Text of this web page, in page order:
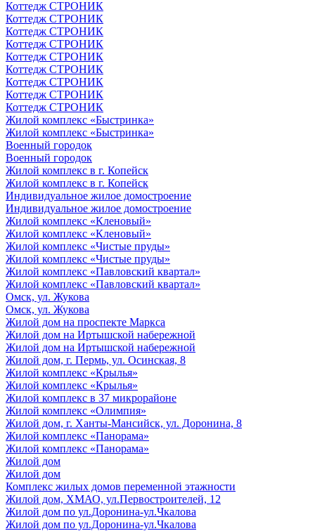
Коттедж СТРОНИК
Коттедж СТРОНИК
Коттедж СТРОНИК
Коттедж СТРОНИК
Коттедж СТРОНИК
Коттедж СТРОНИК
Коттедж СТРОНИК
Коттедж СТРОНИК
Коттедж СТРОНИК
Жилой комплекс «Быстринка»
Жилой комплекс «Быстринка»
Военный городок
Военный городок
Жилой комплекс в г. Копейск
Жилой комплекс в г. Копейск
Индивидуальное жилое домостроение
Индивидуальное жилое домостроение
Жилой комплекс «Кленовый»
Жилой комплекс «Кленовый»
Жилой комплекс «Чистые пруды»
Жилой комплекс «Чистые пруды»
Жилой комплекс «Павловский квартал»
Жилой комплекс «Павловский квартал»
Омск, ул. Жукова
Омск, ул. Жукова
Жилой дом на проспекте Маркса
Жилой дом на Иртышской набережной
Жилой дом на Иртышской набережной
Жилой дом, г. Пермь, ул. Осинская, 8
Жилой комплекс «Крылья»
Жилой комплекс «Крылья»
Жилой комплекс в 37 микрорайоне
Жилой комплекс «Олимпия»
Жилой дом, г. Ханты-Мансийск, ул. Доронина, 8
Жилой комплекс «Панорама»
Жилой комплекс «Панорама»
Жилой дом
Жилой дом
Комплекс жилых домов переменной этажности
Жилой дом, ХМАО, ул.Первостроителей, 12
Жилой дом по ул.Доронина-ул.Чкалова
Жилой дом по ул.Доронина-ул.Чкалова